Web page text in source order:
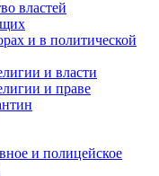
властей
и в политической
и власти
и праве
и полицейское